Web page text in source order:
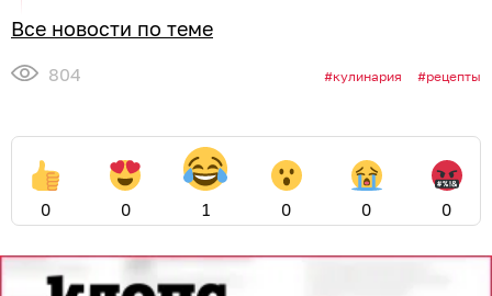
Все новости по теме
804 кулинария рецепты
0 0 1 0 0 0